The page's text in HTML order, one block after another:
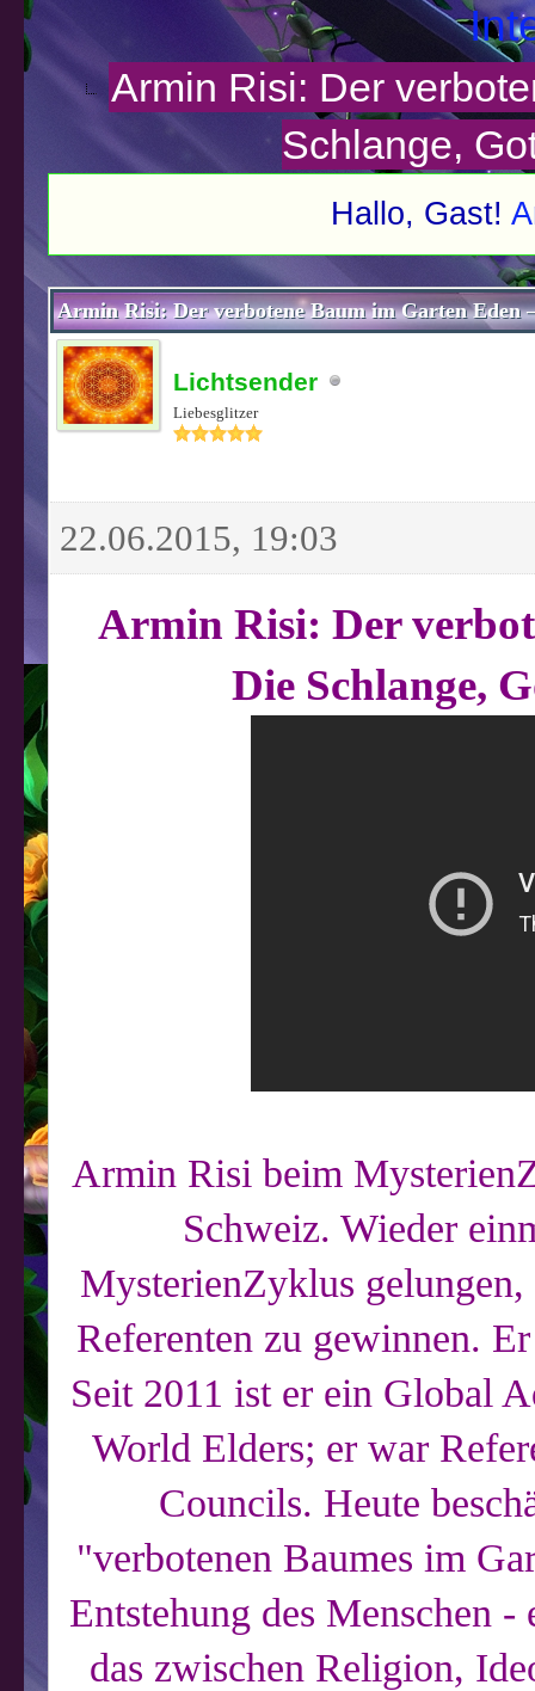
Armin Risi: Der
Schlange,
Hallo, Gast!
Armin Risi: Der verbotene Baum im Garten Eden
Lichtsender
Liebesglitzer
22.06.2015, 19:03
Armin Risi: Der
Die Schlange,
Armin Risi beim
Schweiz. Wieder
MysterienZyklus
Referenten zu gewinnen.
Seit 2011 ist er ein Global
World Elders; er war
Councils. Heute
"verbotenen Baumes im
Entstehung des Menschen
das zwischen Religion,